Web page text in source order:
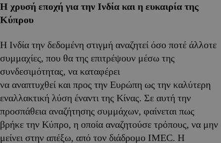
Η χρυσή εποχή για την Ινδία και η ευκαιρία της
Κύπρου
Η Ινδία την δεδομένη στιγμή αναζητεί όσο ποτέ άλλοτε
συμμαχίες, που θα της επιτρέψουν μέσω της
συνδεσιμότητας, να καταφέρει
να αναπτυχθεί και προς την Ευρώπη ως την καλύτερη
εναλλακτική λύση έναντι της Κίνας. Σε αυτή την
προσπάθεια αναζήτησης συμμάχων, φαίνεται πως
βρήκε την Κύπρο, η οποία αναζητούσε τρόπους, να μην
μείνει στην απέξω, από τον διάδρομο IMEC. Η